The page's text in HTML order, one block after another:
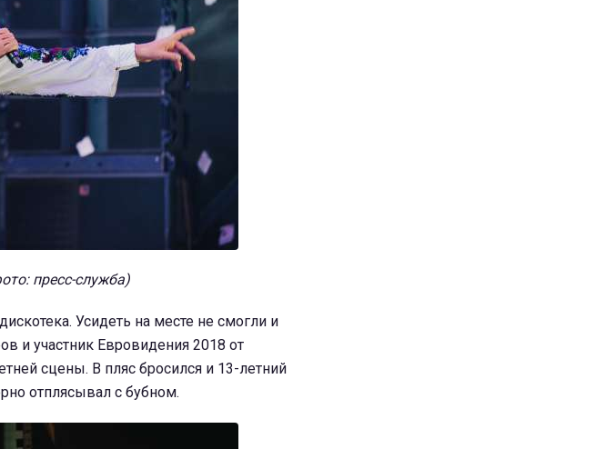
пресс-служба)
Усидеть на месте не смогли и
и участник Евровидения 2018 от
сцены. В пляс бросился и 13-летний
отплясывал с бубном.